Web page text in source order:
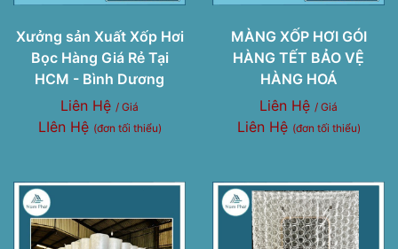
Xưởng sản Xuất Xốp Hơi
Bọc Hàng Giá Rẻ Tại
HCM - Bình Dương
Liên Hệ / Giá
LIên Hệ (đơn tối thiểu)
MÀNG XỐP HƠI GÓI
HÀNG TẾT BẢO VỆ
HÀNG HOÁ
Liên Hệ / Giá
Liên Hệ (đơn tối thiểu)